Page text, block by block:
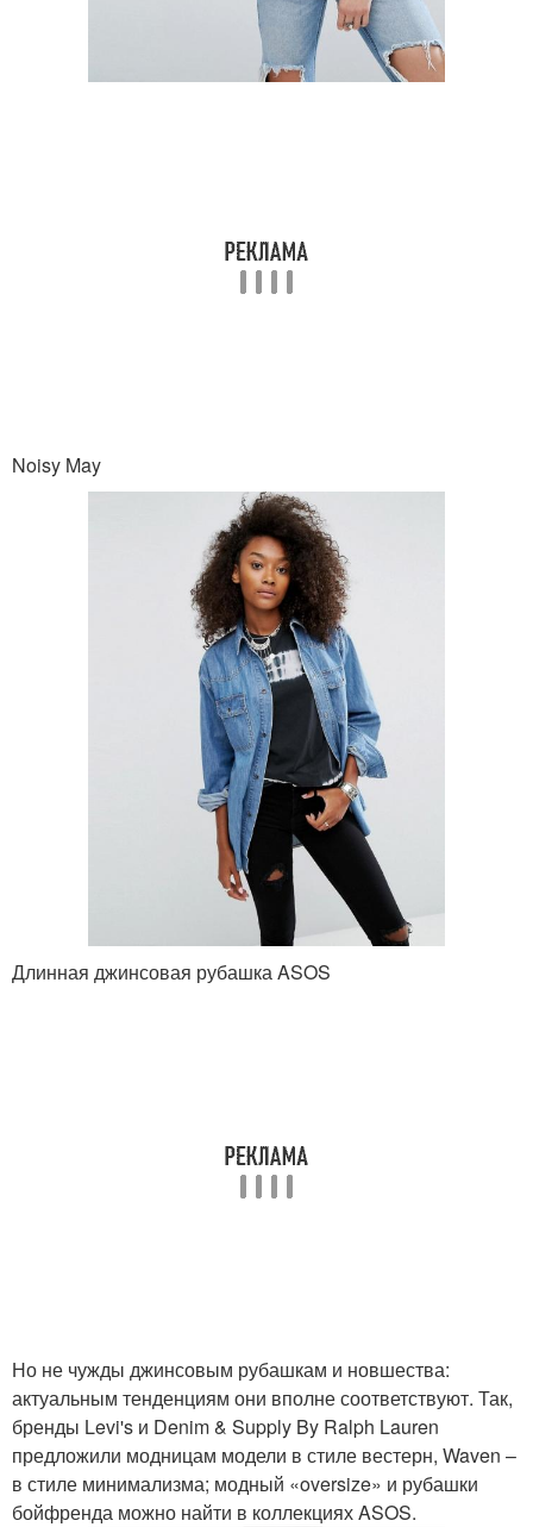
Noisy May
Длинная джинсовая рубашка ASOS
Но не чужды джинсовым рубашкам и новшества:
актуальным тенденциям они вполне соответствуют. Так,
бренды Levi's и Denim & Supply By Ralph Lauren
предложили модницам модели в стиле вестерн, Waven –
в стиле минимализма; модный «oversize» и рубашки
бойфренда можно найти в коллекциях ASOS.